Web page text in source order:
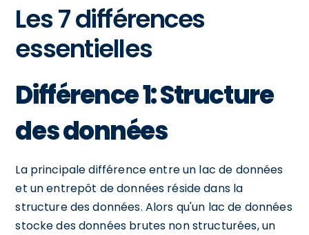
Les 7 différences
essentielles
Différence 1: Structure
des données
La principale différence entre un lac de données
et un entrepôt de données réside dans la
structure des données. Alors qu'un lac de données
stocke des données brutes non structurées, un